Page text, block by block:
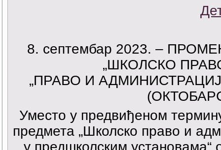
8. септембар 2023. –
„ШКОЛСКО
„ПРАВО И
Уместо у предвиђеном
предмета „Школско право и